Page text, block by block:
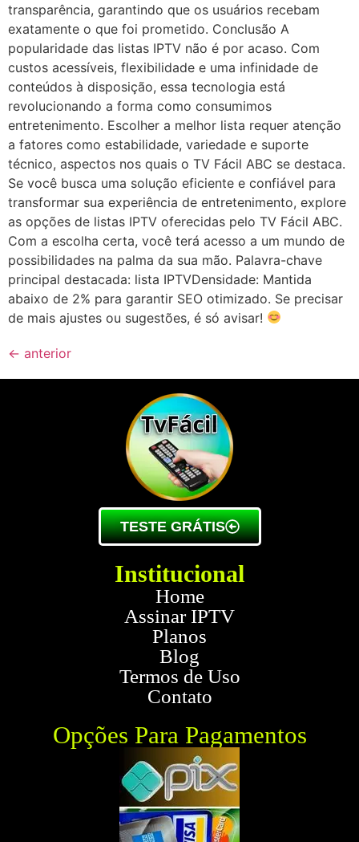
transparência, garantindo que os usuários recebam
exatamente o que foi prometido. Conclusão A
popularidade das listas IPTV não é por acaso. Com
custos acessíveis, flexibilidade e uma infinidade de
conteúdos à disposição, essa tecnologia está
revolucionando a forma como consumimos
entretenimento. Escolher a melhor lista requer atenção
a fatores como estabilidade, variedade e suporte
técnico, aspectos nos quais o TV Fácil ABC se destaca.
Se você busca uma solução eficiente e confiável para
transformar sua experiência de entretenimento, explore
as opções de listas IPTV oferecidas pelo TV Fácil ABC.
Com a escolha certa, você terá acesso a um mundo de
possibilidades na palma da sua mão. Palavra-chave
principal destacada: lista IPTVDensidade: Mantida
abaixo de 2% para garantir SEO otimizado. Se precisar
de mais ajustes ou sugestões, é só avisar!
← anterior
TESTE GRÁTIS
Institucional
Home
Assinar IPTV
Planos
Blog
Termos de Uso
Contato
Opções Para Pagamentos